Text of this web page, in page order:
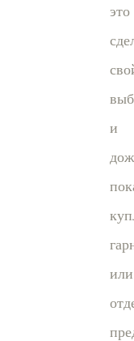
это
и
или